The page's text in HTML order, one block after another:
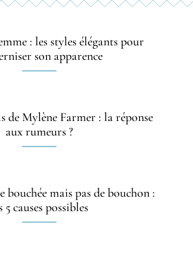
: les styles élégants pour
son apparence
de Mylène Farmer : la réponse
aux rumeurs ?
bouchée mais pas de bouchon :
5 causes possibles